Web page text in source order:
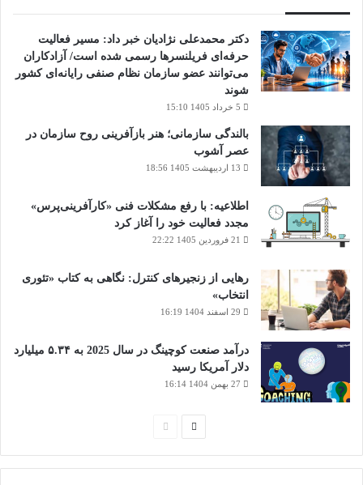
دکتر محمدعلی نژادیان خبر داد: مسیر فعالیت
حرفه‌ای فریلنسرها رسمی شده است/ آزادکاران
می‌توانند عضو سازمان نظام صنفی رایانه‌ای کشور
شوند
5 خرداد 1405 15:10
بالندگی سازمانی؛ هنر بازآفرینی روح سازمان در
عصر آشوب
13 اردیبهشت 1405 18:56
اطلاعیه: با رفع مشکلات فنی «کارآفرینی‌پرس»
مجدد فعالیت خود را آغاز کرد
21 فروردین 1405 22:22
رهایی از زنجیرهای کنترل: نگاهی به کتاب «تئوری
انتخاب»
29 اسفند 1404 16:19
درآمد صنعت کوچینگ در سال 2025 به ۵.۳۴ میلیارد
دلار آمریکا رسید
27 بهمن 1404 16:14
صفحه